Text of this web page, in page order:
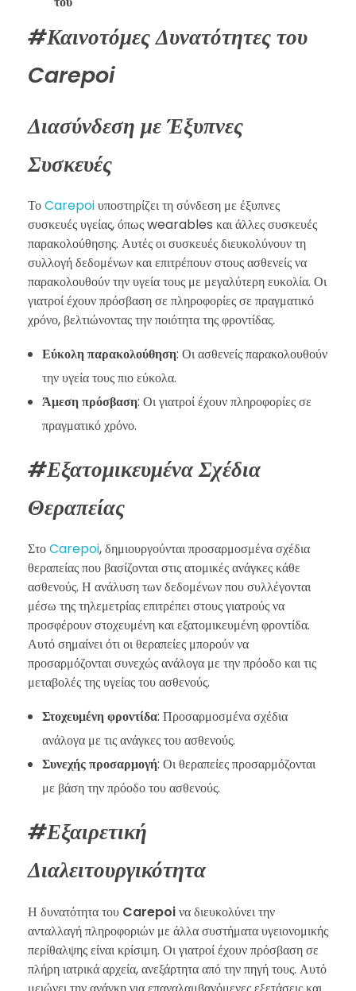
#Καινοτόμες Δυνατότητες του
Carepoi
Διασύνδεση με Έξυπνες
Συσκευές
ΤοCarepoiυποστηρίζει τη σύνδεση με έξυπνες
συσκευές υγείας, όπως wearables και άλλες συσκευές
παρακολούθησης. Αυτές οι συσκευές διευκολύνουν τη
συλλογή δεδομένων και επιτρέπουν στους ασθενείς να
παρακολουθούν την υγεία τους με μεγαλύτερη ευκολία. Οι
γιατροί έχουν πρόσβαση σε πληροφορίες σε πραγματικό
χρόνο, βελτιώνοντας την ποιότητα της φροντίδας.
Εύκολη παρακολούθηση: Οι ασθενείς παρακολουθούν
την υγεία τους πιο εύκολα.
Άμεση πρόσβαση: Οι γιατροί έχουν πληροφορίες σε
πραγματικό χρόνο.
#Εξατομικευμένα Σχέδια
Θεραπείας
ΣτοCarepoi, δημιουργούνται προσαρμοσμένα σχέδια
θεραπείας που βασίζονται στις ατομικές ανάγκες κάθε
ασθενούς. Η ανάλυση των δεδομένων που συλλέγονται
μέσω της τηλεμετρίας επιτρέπει στους γιατρούς να
προσφέρουν στοχευμένη και εξατομικευμένη φροντίδα.
Αυτό σημαίνει ότι οι θεραπείες μπορούν να
προσαρμόζονται συνεχώς ανάλογα με την πρόοδο και τις
μεταβολές της υγείας του ασθενούς.
Στοχευμένη φροντίδα: Προσαρμοσμένα σχέδια
ανάλογα με τις ανάγκες του ασθενούς.
Συνεχής προσαρμογή: Οι θεραπείες προσαρμόζονται
με βάση την πρόοδο του ασθενούς.
#Εξαιρετική
Διαλειτουργικότητα
Η δυνατότητα του Carepoiνα διευκολύνει την
ανταλλαγή πληροφοριών με άλλα συστήματα υγειονομικής
περίθαλψης είναι κρίσιμη. Οι γιατροί έχουν πρόσβαση σε
πλήρη ιατρικά αρχεία, ανεξάρτητα από την πηγή τους. Αυτό